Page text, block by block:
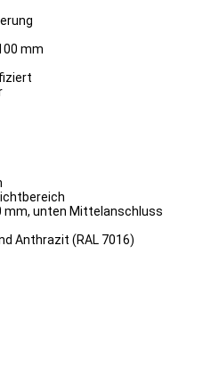
mm
mm, unten Mittelanschluss
Anthrazit (RAL 7016)